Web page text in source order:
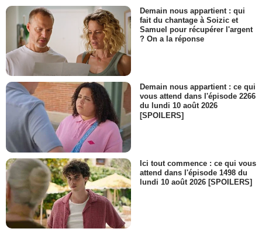
Demain nous appartient : qui
fait du chantage à Soizic et
Samuel pour récupérer l'argent
? On a la réponse
Demain nous appartient : ce qui
vous attend dans l'épisode 2266
du lundi 10 août 2026
[SPOILERS]
Ici tout commence : ce qui vous
attend dans l'épisode 1498 du
lundi 10 août 2026 [SPOILERS]